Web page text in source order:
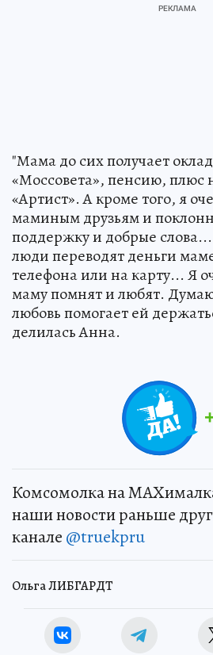
"Мама до сих получает
«Моссовета», пенсию, плюс
«Артист». А кроме того, я
маминым друзьям и
поддержку и добрые
люди переводят деньги
телефона или на карту... Я
маму помнят и любят.
любовь помогает ей
делилась Анна.
Комсомолка на
наши новости раньше
канале @truekpru
Ольга ЛИБГАРДТ